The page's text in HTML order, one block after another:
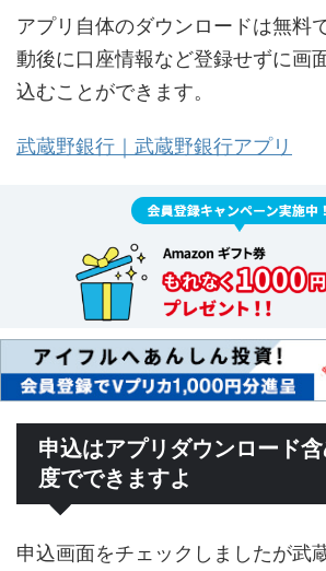
アプリ自体のダウンロードは無料
動後に口座情報など登録せずに画
込むことができます。
武蔵野銀行｜武蔵野銀行アプリ
申込はアプリダウンロード
度でできますよ
申込画面をチェックしましたが武